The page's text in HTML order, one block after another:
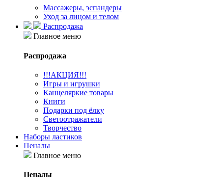
Массажеры, эспандеры
Уход за лицом и телом
Распродажа
Главное меню
Распродажа
!!!АКЦИЯ!!!
Игры и игрушки
Канцеляркие товары
Книги
Подарки под ёлку
Светоотражатели
Творчество
Наборы ластиков
Пеналы
Главное меню
Пеналы